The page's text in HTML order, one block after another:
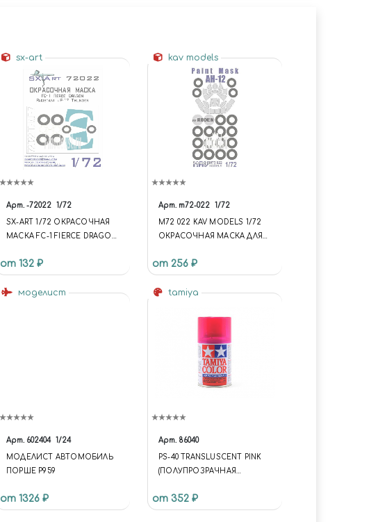
sx-art
Арт. -72022 1/72
SX-ART 1/72 ОКРАСОЧНАЯ
МАСКА FC-1 FIERCE DRAGON
(ТРУБАЧ)
от 132 ₽
kav models
Арт. m72-022 1/72
M72 022 KAV MODELS 1/72
ОКРАСОЧНАЯ МАСКА ДЛЯ
от 256 ₽
моделист
Арт. 602404 1/24
МОДЕЛИСТ АВТОМОБИЛЬ
ПОРШЕ P959
от 1326 ₽
tamiya
Арт. 86040
PS-40 TRANSLUSCENT PINK
(ПОЛУПРОЗРАЧНАЯ
100 МЛ.
от 352 ₽